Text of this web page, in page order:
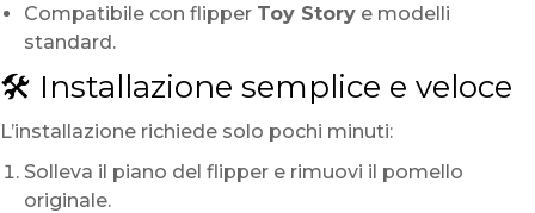
Compatibile con flipper Toy Story e modelli
standard.
🛠️ Installazione semplice e veloce
L’installazione richiede solo pochi minuti:
Solleva il piano del flipper e rimuovi il pomello
originale.